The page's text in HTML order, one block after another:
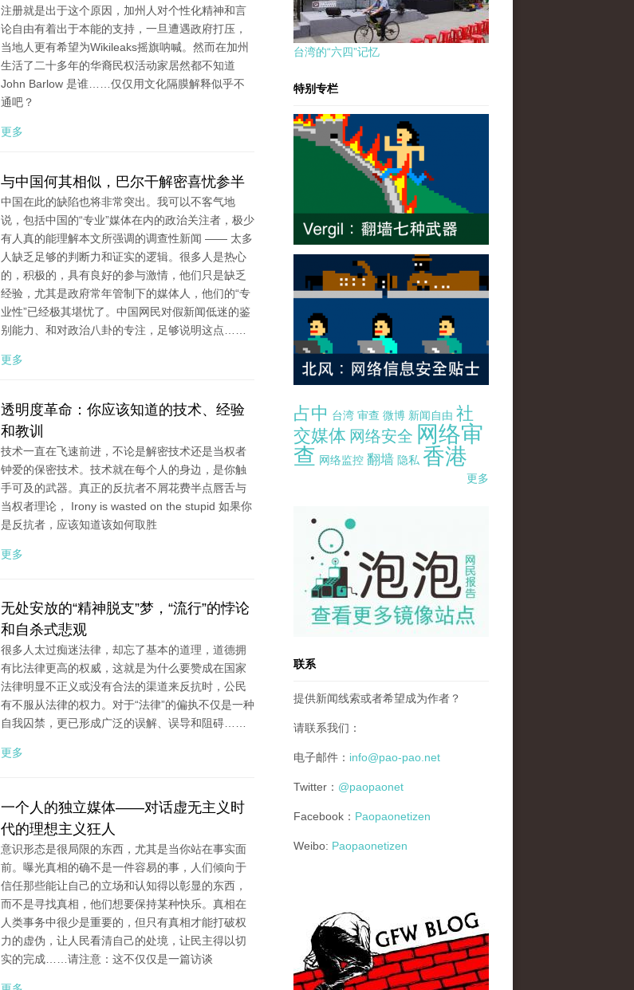
注册就是出于这个原因，加州人对个性化精神和言
论自由有着出于本能的支持，一旦遭遇政府打压，
当地人更有希望为Wikileaks摇旗呐喊。然而在加州
生活了二十多年的华裔民权活动家居然都不知道
John Barlow 是谁……仅仅用文化隔膜解释似乎不
通吧？
更多
与中国何其相似，巴尔干解密喜忧参半
中国在此的缺陷也将非常突出。我可以不客气地
说，包括中国的“专业”媒体在内的政治关注者，极少
有人真的能理解本文所强调的调查性新闻 —— 太多
人缺乏足够的判断力和证实的逻辑。很多人是热心
的，积极的，具有良好的参与激情，他们只是缺乏
经验，尤其是政府常年管制下的媒体人，他们的“专
业性”已经极其堪忧了。中国网民对假新闻低迷的鉴
别能力、和对政治八卦的专注，足够说明这点……
更多
透明度革命：你应该知道的技术、经验
和教训
技术一直在飞速前进，不论是解密技术还是当权者
钟爱的保密技术。技术就在每个人的身边，是你触
手可及的武器。真正的反抗者不屑花费半点唇舌与
当权者理论， Irony is wasted on the stupid 如果你
是反抗者，应该知道该如何取胜
更多
无处安放的“精神脱支”梦，“流行”的悖论
和自杀式悲观
很多人太过痴迷法律，却忘了基本的道理，道德拥
有比法律更高的权威，这就是为什么要赞成在国家
法律明显不正义或没有合法的渠道来反抗时，公民
有不服从法律的权力。对于“法律”的偏执不仅是一种
自我囚禁，更已形成广泛的误解、误导和阻碍……
更多
一个人的独立媒体——对话虚无主义时
代的理想主义狂人
意识形态是很局限的东西，尤其是当你站在事实面
前。曝光真相的确不是一件容易的事，人们倾向于
信任那些能让自己的立场和认知得以彰显的东西，
而不是寻找真相，他们想要保持某种快乐。真相在
人类事务中很少是重要的，但只有真相才能打破权
力的虚伪，让人民看清自己的处境，让民主得以切
实的完成……请注意：这不仅仅是一篇访谈
台湾的“六四”记忆
特别专栏
占中 台湾 审查 微博 新闻自由 社
交媒体 网络安全 网络审
查 网络监控 翻墙 隐私 香港
更多
pao-pao-banner-mirror-site-120814.jpg
联系
提供新闻线索或者希望成为作者？
请联系我们：
电子邮件： info@pao-pao.net
Twitter： @paopaonet
Facebook： Paopaonetizen
Weibo: Paopaonetizen
gfw_blog_small.jpg